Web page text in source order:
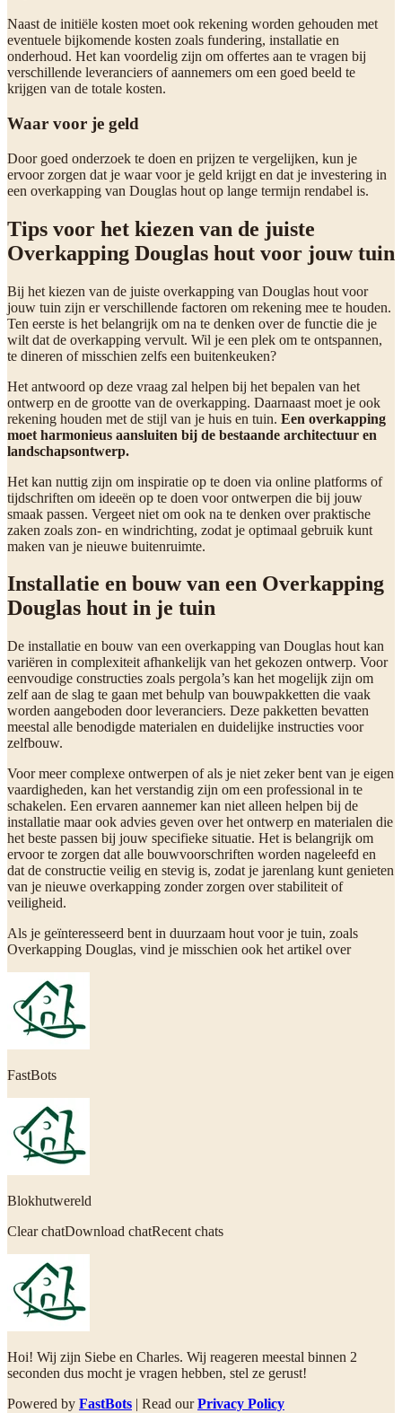
Naast de initiële kosten moet ook rekening worden gehouden met
eventuele bijkomende kosten zoals fundering, installatie en
onderhoud. Het kan voordelig zijn om offertes aan te vragen bij
verschillende leveranciers of aannemers om een goed beeld te
krijgen van de totale kosten.
Waar voor je geld
Door goed onderzoek te doen en prijzen te vergelijken, kun je
ervoor zorgen dat je waar voor je geld krijgt en dat je investering in
een overkapping van Douglas hout op lange termijn rendabel is.
Tips voor het kiezen van de juiste
Overkapping Douglas hout voor jouw tuin
Bij het kiezen van de juiste overkapping van Douglas hout voor
jouw tuin zijn er verschillende factoren om rekening mee te houden.
Ten eerste is het belangrijk om na te denken over de functie die je
wilt dat de overkapping vervult. Wil je een plek om te ontspannen,
te dineren of misschien zelfs een buitenkeuken?
Het antwoord op deze vraag zal helpen bij het bepalen van het
ontwerp en de grootte van de overkapping. Daarnaast moet je ook
rekening houden met de stijl van je huis en tuin. Een overkapping
moet harmonieus aansluiten bij de bestaande architectuur en
landschapsontwerp.
Het kan nuttig zijn om inspiratie op te doen via online platforms of
tijdschriften om ideeën op te doen voor ontwerpen die bij jouw
smaak passen. Vergeet niet om ook na te denken over praktische
zaken zoals zon- en windrichting, zodat je optimaal gebruik kunt
maken van je nieuwe buitenruimte.
Installatie en bouw van een Overkapping
Douglas hout in je tuin
De installatie en bouw van een overkapping van Douglas hout kan
variëren in complexiteit afhankelijk van het gekozen ontwerp. Voor
eenvoudige constructies zoals pergola’s kan het mogelijk zijn om
zelf aan de slag te gaan met behulp van bouwpakketten die vaak
worden aangeboden door leveranciers. Deze pakketten bevatten
meestal alle benodigde materialen en duidelijke instructies voor
zelfbouw.
Voor meer complexe ontwerpen of als je niet zeker bent van je eigen
vaardigheden, kan het verstandig zijn om een professional in te
schakelen. Een ervaren aannemer kan niet alleen helpen bij de
installatie maar ook advies geven over het ontwerp en materialen die
het beste passen bij jouw specifieke situatie. Het is belangrijk om
ervoor te zorgen dat alle bouwvoorschriften worden nageleefd en
dat de constructie veilig en stevig is, zodat je jarenlang kunt genieten
van je nieuwe overkapping zonder zorgen over stabiliteit of
veiligheid.
Als je geïnteresseerd bent in duurzaam hout voor je tuin, zoals
Overkapping Douglas, vind je misschien ook het artikel over
FastBots
Blokhutwereld
Clear chatDownload chatRecent chats
Hoi! Wij zijn Siebe en Charles. Wij reageren meestal binnen 2
seconden dus mocht je vragen hebben, stel ze gerust!
Powered by FastBots | Read ourPrivacy Policy